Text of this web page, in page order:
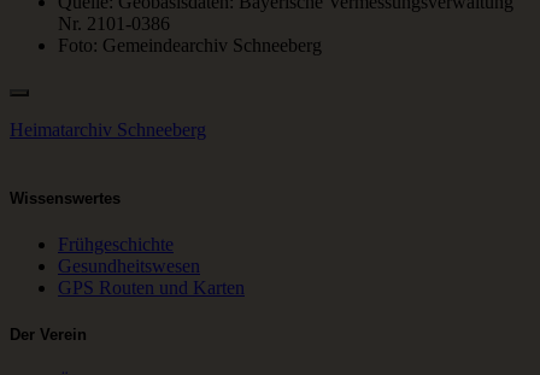
Nr. 2101-0386
Foto: Gemeindearchiv Schneeberg
Heimatarchiv Schneeberg
Wissenswertes
Frühgeschichte
Gesundheitswesen
GPS Routen und Karten
Der Verein